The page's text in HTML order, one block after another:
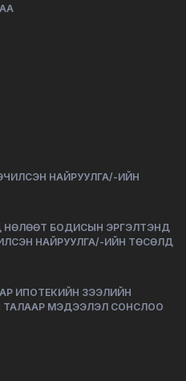
НАЙРУУЛГА/-ИЙН
НӨЛӨӨТ БОДИСЫН ЭРГЭЛТЭНД
НАЙРУУЛГА/-ИЙН ТӨСӨЛД
ИПОТЕКИЙН ЗЭЭЛИЙН
ТАЛААР МЭДЭЭЛЭЛ СОНСЛОО